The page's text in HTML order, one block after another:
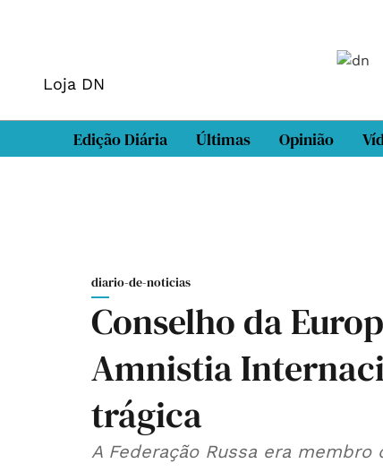
Loja DN
Edição Diária Últimas Opinião
diario-de-noticias
Conselho da
Amnistia
trágica
A Federação Russa era